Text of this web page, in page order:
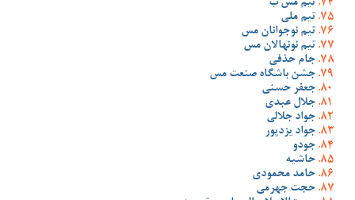
تیم مس ب
تیم ملی
تیم نوجوانان مس
تیم نونهالان مس
جام حذفی
جشن باشگاه صنعت مس
جعفر حسنی
جلال عبدی
جواد جلالی
جواد یزدپور
جودو
حاشیه
حامد محمودی
حجت جهرمی